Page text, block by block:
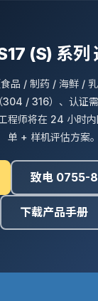
(S) 系列
品 / 制药 / 海鲜 /
304 / 316）、认证
程师将在 24 小时
单 + 样机评估方案。
致电 0755-
下载产品手册